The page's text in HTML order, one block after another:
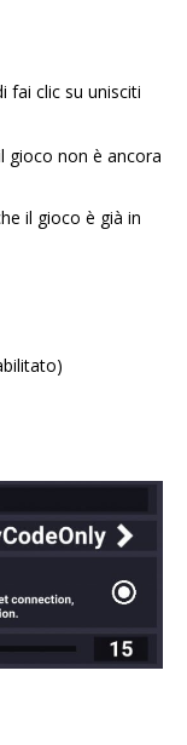
fai clic su unisciti
gioco non è ancora
il gioco è già in